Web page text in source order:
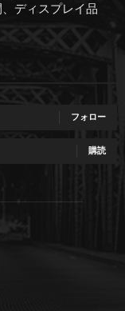
ディスプレイ品
フォロー
購読